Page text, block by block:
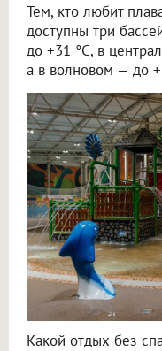
Тем, кто любит
доступны три
до +31 °C, в
а в волновом — до
Какой отдых без